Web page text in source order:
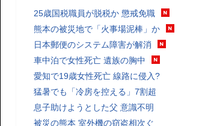
25歳国税職員が脱税か 懲戒免職
熊本の被災地で「火事場泥棒」か
日本郵便のシステム障害が解消
車中泊で女性死亡 遺族の胸中
愛知で19歳女性死亡 線路に侵入?
猛暑でも「冷房を控える」7割超
息子助けようとした父 意識不明
被災の熊本 室外機の窃盗相次ぐ